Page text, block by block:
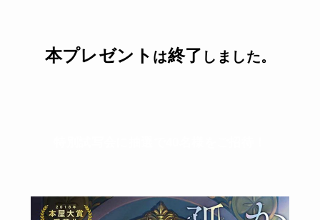
本プレゼント は終了 しました。